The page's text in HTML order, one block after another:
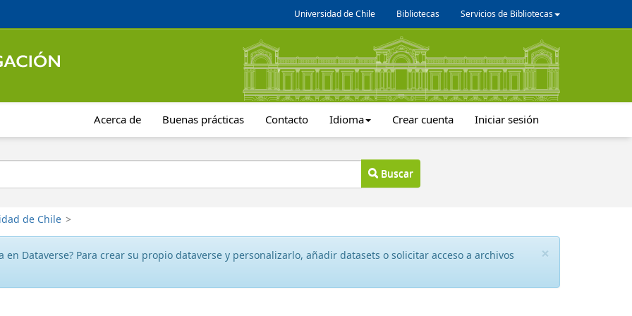
Universidad de Chile Bibliotecas Servicios de Bibliotecas
Acerca de Buenas prácticas Contacto Idioma Crear cuenta Iniciar sesión
Buscar
de Chile >
×
en Dataverse? Para crear su propio dataverse y personalizarlo, añadir datasets o solicitar acceso a archivos